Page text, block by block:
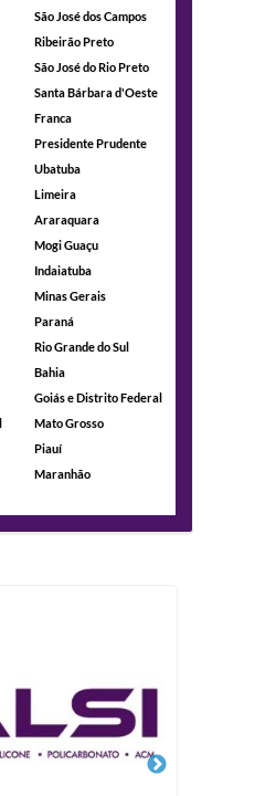
São José dos Campos
Ribeirão Preto
São José do Rio Preto
Santa Bárbara d'Oeste
Franca
Presidente Prudente
Ubatuba
Limeira
Araraquara
Mogi Guaçu
Indaiatuba
Minas Gerais
Paraná
Rio Grande do Sul
Bahia
Goiás e Distrito Federal
Mato Grosso
Piauí
Maranhão